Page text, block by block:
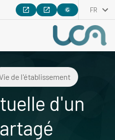
FR
de l'établissement
d'un